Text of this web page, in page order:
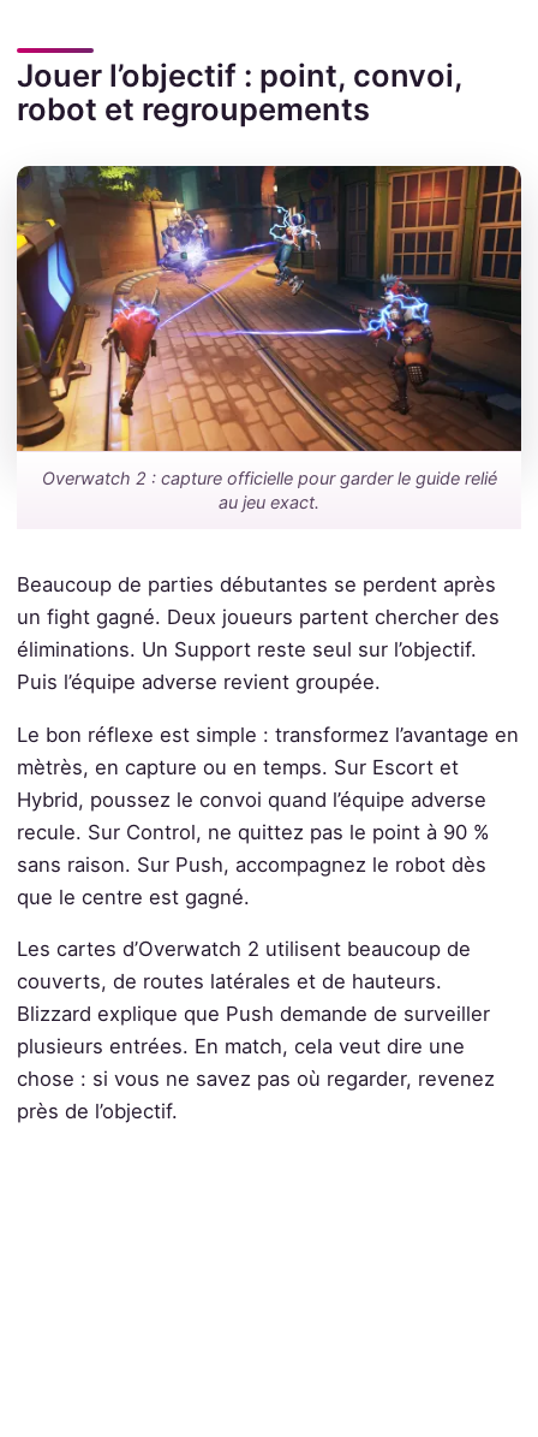
Jouer l’objectif : point, convoi,
robot et regroupements
Overwatch 2 : capture officielle pour garder le guide relié
au jeu exact.
Beaucoup de parties débutantes se perdent après
un fight gagné. Deux joueurs partent chercher des
éliminations. Un Support reste seul sur l’objectif.
Puis l’équipe adverse revient groupée.
Le bon réflexe est simple : transformez l’avantage en
mètrès, en capture ou en temps. Sur Escort et
Hybrid, poussez le convoi quand l’équipe adverse
recule. Sur Control, ne quittez pas le point à 90 %
sans raison. Sur Push, accompagnez le robot dès
que le centre est gagné.
Les cartes d’Overwatch 2 utilisent beaucoup de
couverts, de routes latérales et de hauteurs.
Blizzard explique que Push demande de surveiller
plusieurs entrées. En match, cela veut dire une
chose : si vous ne savez pas où regarder, revenez
près de l’objectif.